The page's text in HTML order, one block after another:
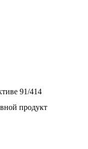
91/414
продукт